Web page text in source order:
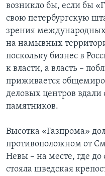
Языки
возникло бы, если бы
свою петербургскую
зрения
на намывных
поскольку бизнес в
к власти, а власть –
приживается
деловых центров вдали
памятников.
Высотка «Газпрома»
противоположном от
Невы – на месте, где до
стояла шведская